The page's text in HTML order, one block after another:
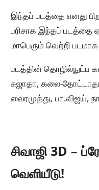
இந்தப் படத்தை எனது
பரிசாக இந்தப் படத்தை
மாபெரும் வெற்றி
படத்தின் தொழில்நுட்ப
சுஜாதா, கலை-
வைரமுத்து, பா.விஜய்,
சிவாஜி 3D –
வெளியீடு!